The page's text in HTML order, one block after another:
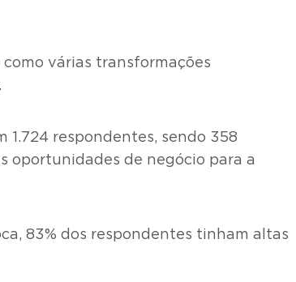
várias transformações
1.724 respondentes, sendo 358
oportunidades de negócio para a
83% dos respondentes tinham altas